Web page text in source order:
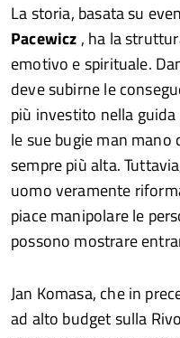
La storia, basata su
Pacewicz , ha la
emotivo e spirituale.
deve subirne le
più investito nella
le sue bugie man
sempre più alta.
uomo veramente
piace manipolare le
possono mostrare
Jan Komasa, che in
ad alto budget sulla